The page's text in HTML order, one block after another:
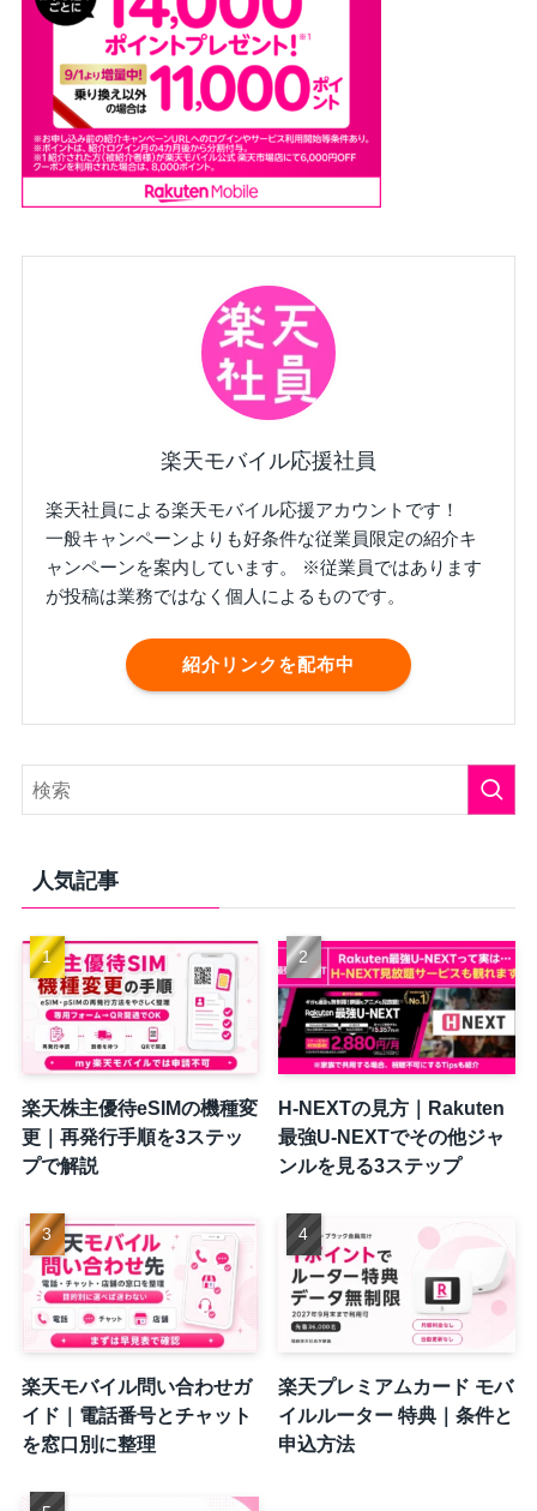
楽天モバイル応援社員
楽天社員による楽天モバイル応援アカウントです！
一般キャンペーンよりも好条件な従業員限定の紹介キ
ャンペーンを案内しています。 ※従業員ではあります
が投稿は業務ではなく個人によるものです。
紹介リンクを配布中
人気記事
楽天株主優待eSIMの機種変
更｜再発行手順を3ステッ
プで解説
H-NEXTの見方｜Rakuten
最強U-NEXTでその他ジャ
ンルを見る3ステップ
楽天モバイル問い合わせガ
イド｜電話番号とチャット
を窓口別に整理
楽天プレミアムカード モバ
イルルーター 特典｜条件と
申込方法